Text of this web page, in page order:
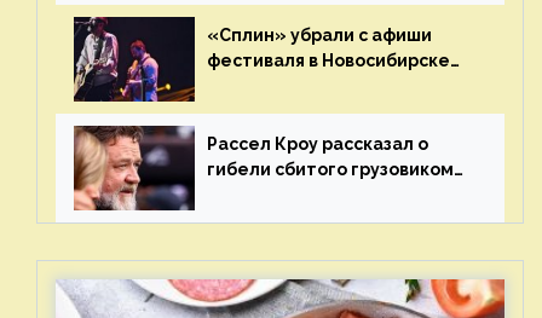
«Сплин» убрали с афиши
фестиваля в Новосибирске
отцов»
Рассел Кроу рассказал о
гибели сбитого грузовиком